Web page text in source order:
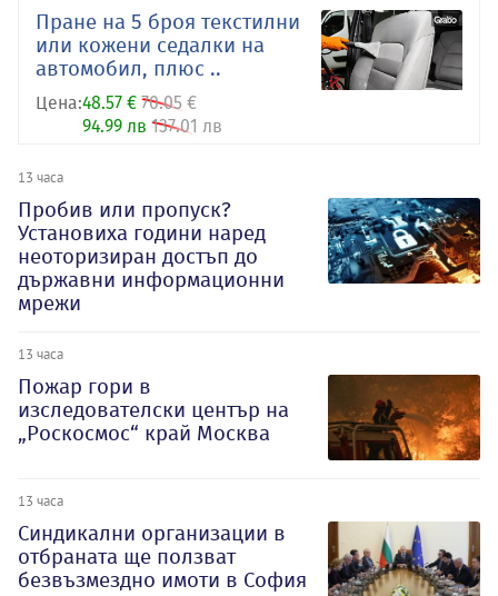
Пране на 5 броя текстилни
или кожени седалки на
автомобил, плюс ..
Цена:48.57 € 70.05 €
94.99 лв 137.01 лв
13 часа
Пробив или пропуск?
Установиха години наред
неоторизиран достъп до
държавни информационни
мрежи
13 часа
Пожар гори в
изследователски център на
„Роскосмос“ край Москва
13 часа
Синдикални организации в
отбраната ще ползват
безвъзмездно имоти в София